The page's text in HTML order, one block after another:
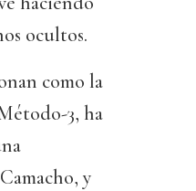
ocultos.
como la
3, ha
y